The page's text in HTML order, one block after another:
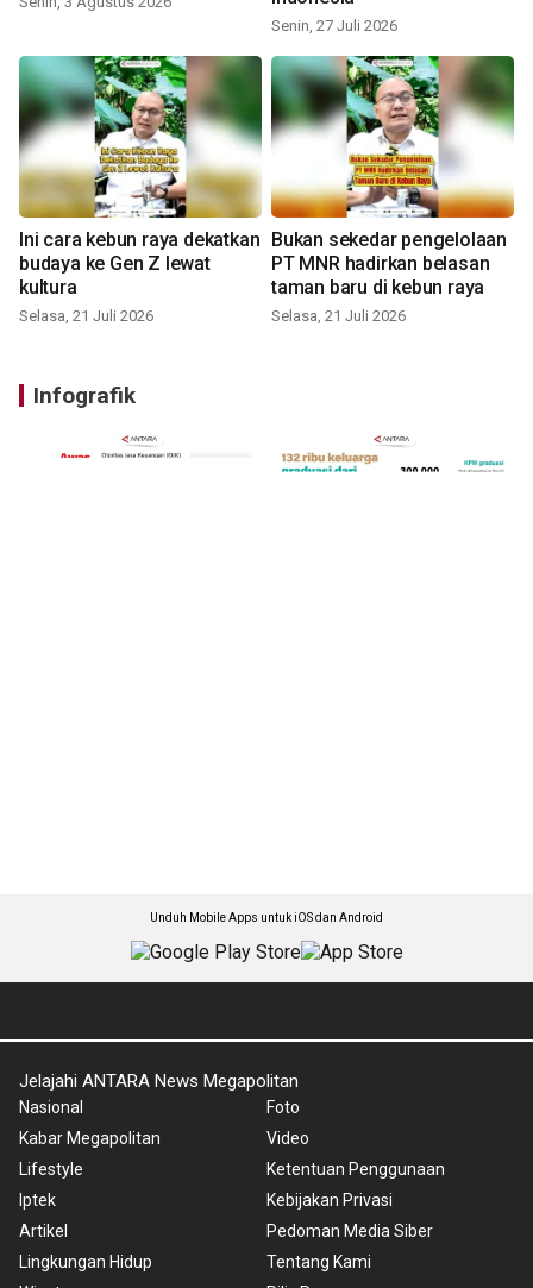
Senin, 27 Juli 2026
Ini cara kebun raya dekatkan
budaya ke Gen Z lewat
kultura
Selasa, 21 Juli 2026
Bukan sekedar pengelolaan
PT MNR hadirkan belasan
taman baru di kebun raya
Selasa, 21 Juli 2026
Infografik
Unduh Mobile Apps untuk iOS dan Android
Jelajahi ANTARA News Megapolitan
Nasional
Kabar Megapolitan
Lifestyle
Iptek
Artikel
Lingkungan Hidup
Foto
Video
Ketentuan Penggunaan
Kebijakan Privasi
Pedoman Media Siber
Tentang Kami